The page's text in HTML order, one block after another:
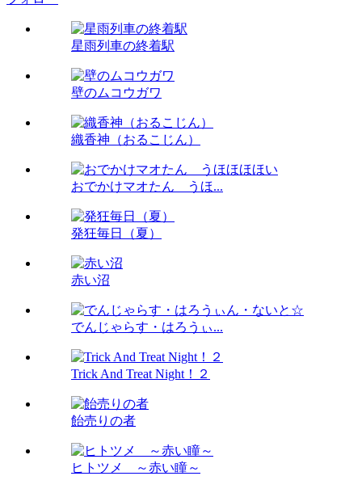
星雨列車の終着駅
壁のムコウガワ
織香神（おるこじん）
おでかけマオたん うほ...
発狂毎日（夏）
赤い沼
でんじゃらす・はろうぃ...
Trick And Treat Night！２
飴売りの者
ヒトツメ ～赤い瞳～